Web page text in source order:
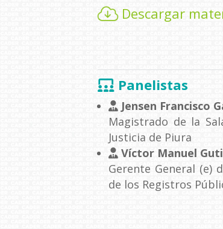
Descargar
Panelistas
Jensen Francisco
Magistrado de la
Justicia de Piura
Víctor Manuel
Gerente General (e)
de los Registros